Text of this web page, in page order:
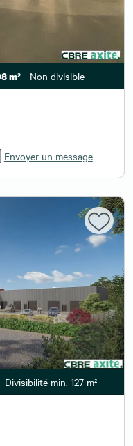
m²- Non divisible
Envoyer un message
Divisibilité min. 127 m²